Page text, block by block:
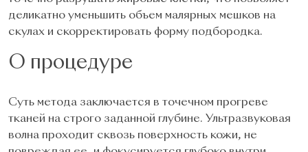
деликатно уменьшить объем малярных мешков на
скулах и скорректировать форму подбородка.
О процедуре
Суть метода заключается в точечном прогреве
тканей на строго заданной глубине. Ультразвуковая
волна проходит сквозь поверхность кожи, не